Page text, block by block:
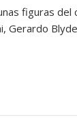
figuras del
Gerardo